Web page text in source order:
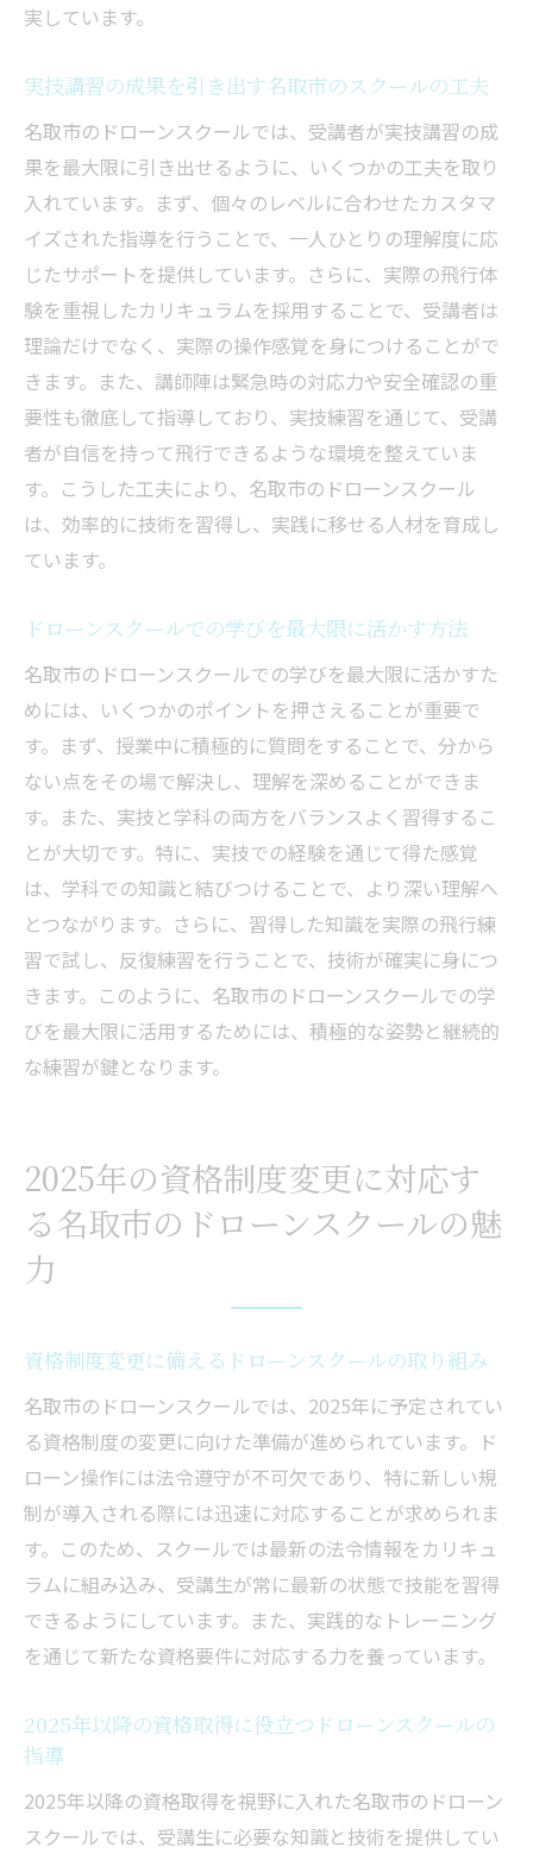
実しています。
実技講習の成果を引き出す名取市のスクールの工夫
名取市のドローンスクールでは、受講者が実技講習の成
果を最大限に引き出せるように、いくつかの工夫を取り
入れています。まず、個々のレベルに合わせたカスタマ
イズされた指導を行うことで、一人ひとりの理解度に応
じたサポートを提供しています。さらに、実際の飛行体
験を重視したカリキュラムを採用することで、受講者は
理論だけでなく、実際の操作感覚を身につけることがで
きます。また、講師陣は緊急時の対応力や安全確認の重
要性も徹底して指導しており、実技練習を通じて、受講
者が自信を持って飛行できるような環境を整えていま
す。こうした工夫により、名取市のドローンスクール
は、効率的に技術を習得し、実践に移せる人材を育成し
ています。
ドローンスクールでの学びを最大限に活かす方法
名取市のドローンスクールでの学びを最大限に活かすた
めには、いくつかのポイントを押さえることが重要で
す。まず、授業中に積極的に質問をすることで、分から
ない点をその場で解決し、理解を深めることができま
す。また、実技と学科の両方をバランスよく習得するこ
とが大切です。特に、実技での経験を通じて得た感覚
は、学科での知識と結びつけることで、より深い理解へ
とつながります。さらに、習得した知識を実際の飛行練
習で試し、反復練習を行うことで、技術が確実に身につ
きます。このように、名取市のドローンスクールでの学
びを最大限に活用するためには、積極的な姿勢と継続的
な練習が鍵となります。
2025年の資格制度変更に対応す
る名取市のドローンスクールの魅
力
資格制度変更に備えるドローンスクールの取り組み
名取市のドローンスクールでは、2025年に予定されてい
る資格制度の変更に向けた準備が進められています。ド
ローン操作には法令遵守が不可欠であり、特に新しい規
制が導入される際には迅速に対応することが求められま
す。このため、スクールでは最新の法令情報をカリキュ
ラムに組み込み、受講生が常に最新の状態で技能を習得
できるようにしています。また、実践的なトレーニング
を通じて新たな資格要件に対応する力を養っています。
2025年以降の資格取得に役立つドローンスクールの
指導
2025年以降の資格取得を視野に入れた名取市のドローン
スクールでは、受講生に必要な知識と技術を提供してい